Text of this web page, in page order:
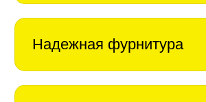
Надежная фурнитура